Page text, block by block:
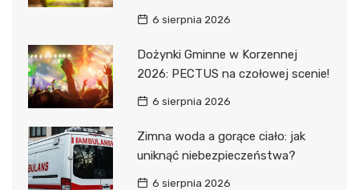
6 sierpnia 2026
Dożynki Gminne w Korzennej
2026: PECTUS na czołowej scenie!
6 sierpnia 2026
Zimna woda a gorące ciało: jak
uniknąć niebezpieczeństwa?
6 sierpnia 2026